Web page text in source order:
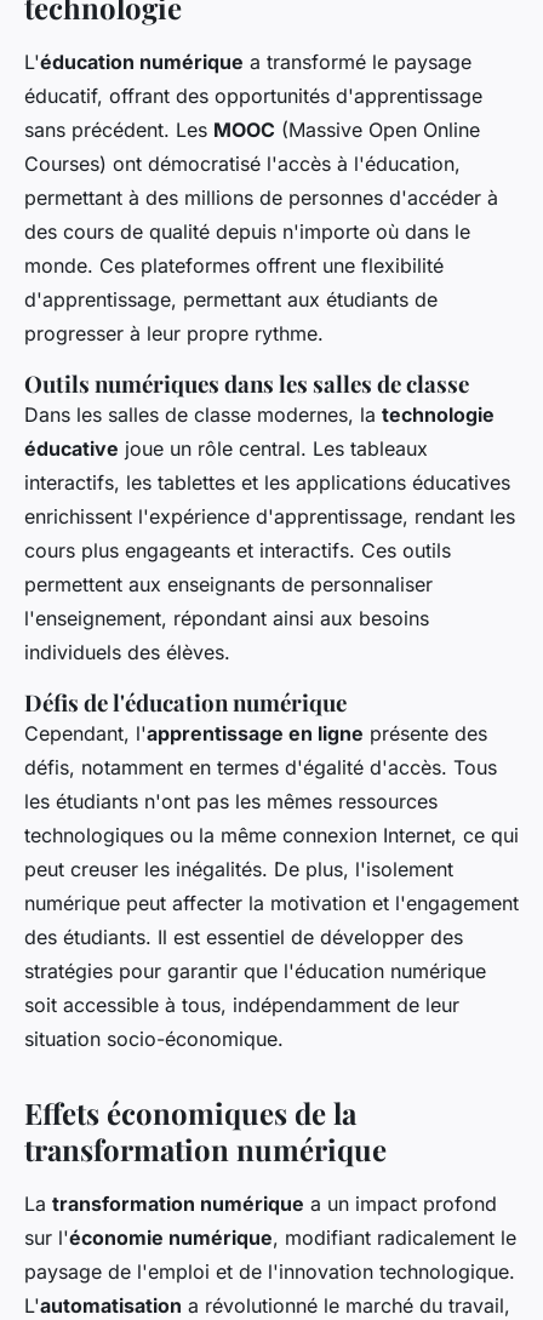
L'éducation numérique a transformé le paysage
éducatif, offrant des opportunités d'apprentissage
sans précédent. Les MOOC (Massive Open Online
Courses) ont démocratisé l'accès à l'éducation,
permettant à des millions de personnes d'accéder à
des cours de qualité depuis n'importe où dans le
monde. Ces plateformes offrent une flexibilité
d'apprentissage, permettant aux étudiants de
progresser à leur propre rythme.
Outils numériques dans les salles de classe
Dans les salles de classe modernes, la technologie
éducative joue un rôle central. Les tableaux
interactifs, les tablettes et les applications éducatives
enrichissent l'expérience d'apprentissage, rendant les
cours plus engageants et interactifs. Ces outils
permettent aux enseignants de personnaliser
l'enseignement, répondant ainsi aux besoins
individuels des élèves.
Défis de l'éducation numérique
Cependant, l'apprentissage en ligne présente des
défis, notamment en termes d'égalité d'accès. Tous
les étudiants n'ont pas les mêmes ressources
technologiques ou la même connexion Internet, ce qui
peut creuser les inégalités. De plus, l'isolement
numérique peut affecter la motivation et l'engagement
des étudiants. Il est essentiel de développer des
stratégies pour garantir que l'éducation numérique
soit accessible à tous, indépendamment de leur
situation socio-économique.
Effets économiques de la
transformation numérique
La transformation numérique a un impact profond
sur l'économie numérique, modifiant radicalement le
paysage de l'emploi et de l'innovation technologique.
L'automatisation a révolutionné le marché du travail,